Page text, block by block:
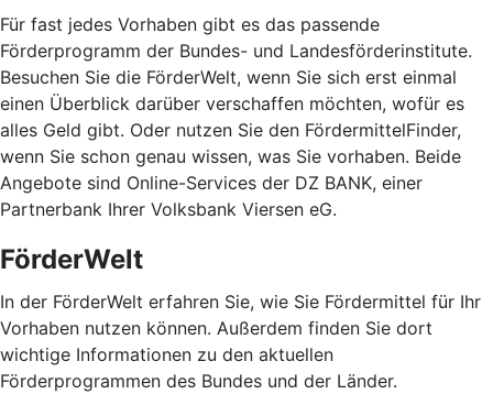
Für fast jedes Vorhaben gibt es das passende
Förderprogramm der Bundes- und Landesförderinstitute.
Besuchen Sie die FörderWelt, wenn Sie sich erst einmal
einen Überblick darüber verschaffen möchten, wofür es
alles Geld gibt. Oder nutzen Sie den FördermittelFinder,
wenn Sie schon genau wissen, was Sie vorhaben. Beide
Angebote sind Online-Services der DZ BANK, einer
Partnerbank Ihrer Volksbank Viersen eG.
FörderWelt
In der FörderWelt erfahren Sie, wie Sie Fördermittel für Ihr
Vorhaben nutzen können. Außerdem finden Sie dort
wichtige Informationen zu den aktuellen
Förderprogrammen des Bundes und der Länder.